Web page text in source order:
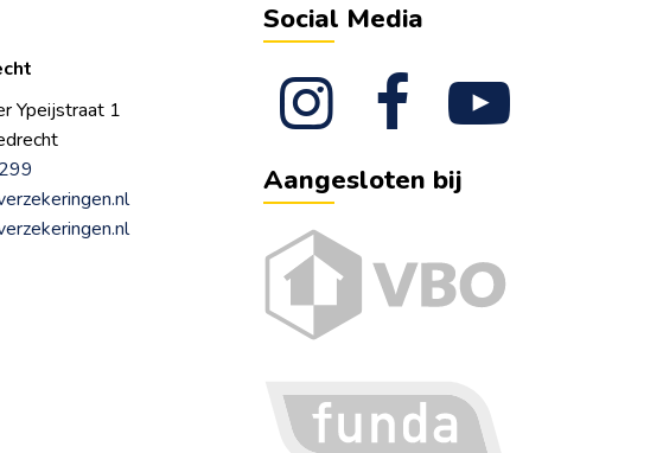
Ypeijstraat 1
Social Media
Aangesloten bij